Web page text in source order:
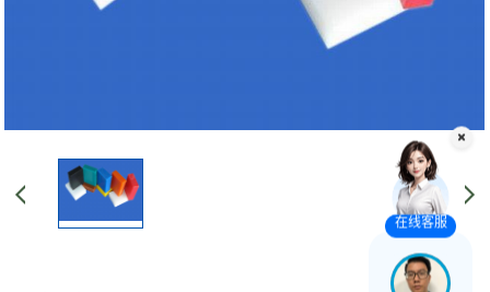
在线客服